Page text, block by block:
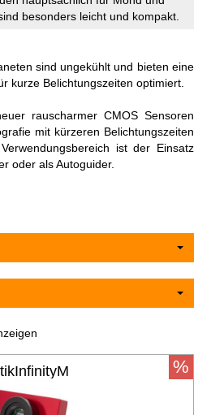
besonders leicht und kompakt.
sind ungekühlt und bieten eine
kurze Belichtungszeiten optimiert.
rauscharmer CMOS Sensoren
mit kürzeren Belichtungszeiten
ist der Einsatz
oder als Autoguider.
%